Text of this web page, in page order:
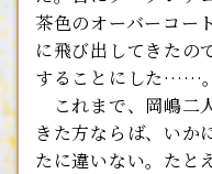
茶色のオーバーコー
に飛び出してきたの
することにした……。
これまで、岡嶋二
きた方ならば、いか
たに違いない。たと